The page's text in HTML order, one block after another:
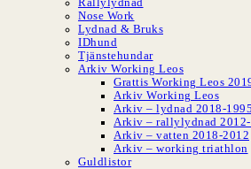
Nose Work
Lydnad & Bruks
IDhund
Tjänstehundar
Arkiv Working Leos
Grattis Working Leos
Arkiv Working Leos
Arkiv – lydnad 2018-1995
Arkiv – rallylydnad 2012-
Arkiv – vatten 2018-2012
Arkiv – working triathlon
Guldlistor